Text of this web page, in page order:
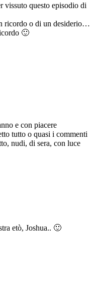
vissuto questo episodio di
ricordo o di un desiderio…
🙂
e con piacere
tutto o quasi i commenti
nudi, di sera, con luce
etò, Joshua.. 🙂